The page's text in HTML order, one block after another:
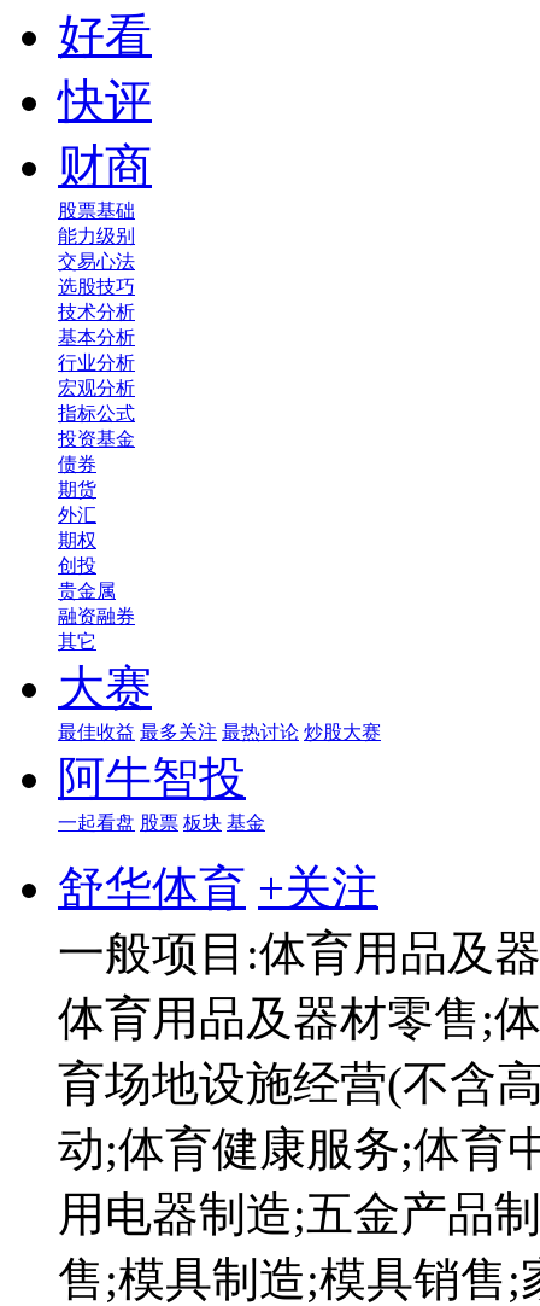
好看
快评
财商
股票基础
能力级别
交易心法
选股技巧
技术分析
基本分析
行业分析
宏观分析
指标公式
投资基金
债券
期货
外汇
期权
创投
贵金属
融资融券
其它
大赛
最佳收益 最多关注 最热讨论 炒股大赛
阿牛智投
一起看盘 股票 板块 基金
舒华体育 +关注
一般项目:体育用品及
体育用品及器材零售;
育场地设施经营(不含
动;体育健康服务;体育
用电器制造;五金产品
售;模具制造;模具销售